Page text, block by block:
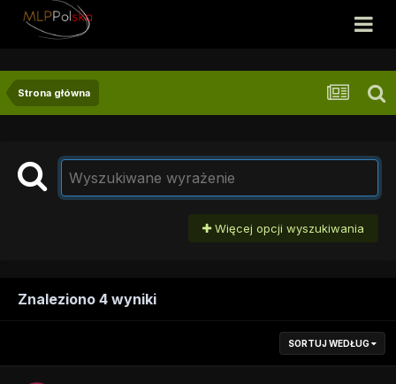
Strona główna
Więcej opcji wyszukiwania
Znaleziono 4 wyniki
SORTUJ WEDŁUG